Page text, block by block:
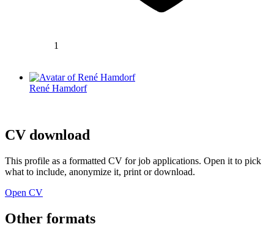
1
René Hamdorf
CV download
This profile as a formatted CV for job applications. Open it to pick
what to include, anonymize it, print or download.
Open CV
Other formats